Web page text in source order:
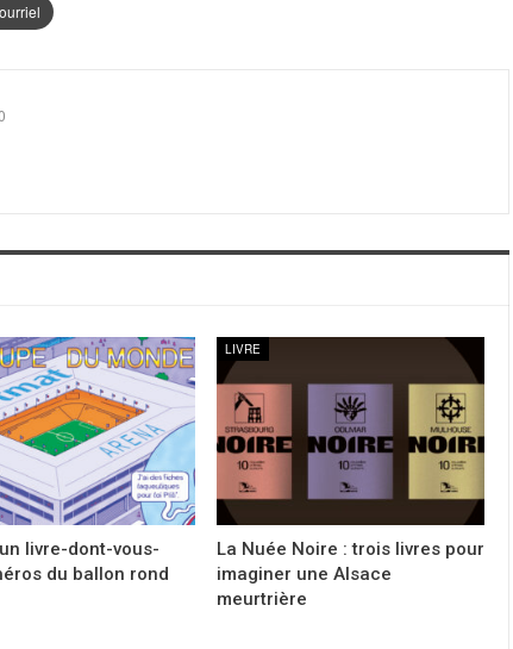
livre-dont-vous-
du ballon rond
LIVRE
La Nuée Noire : trois livres pour
imaginer une Alsace
meurtrière